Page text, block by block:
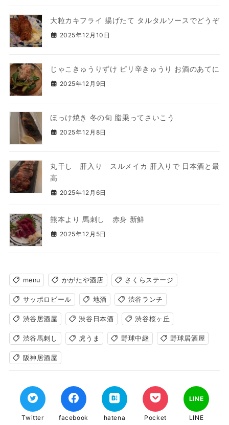
大粒カキフライ 揚げたて タルタルソースでどうぞ
2025年12月10日
じゃこきゅうりずけ ピリ辛きゅうり お酒のあてに
2025年12月9日
ほっけ焼き 冬の旬 脂乗ってさいこう
2025年12月8日
丸干し 肝入り スルメイカ 肝入りで 日本酒と最
高
2025年12月6日
熊本より 馬刺し 赤身 新鮮
2025年12月5日
menu かがたや酒店 さくらステージ
サッポロビール 地酒 渋谷ランチ
渋谷居酒屋 渋谷日本酒 渋谷桜ヶ丘
渋谷馬刺し 虎うま 野球中継 野球居酒屋
阪神居酒屋
Twitter facebook hatena Pocket
LINE
LINE